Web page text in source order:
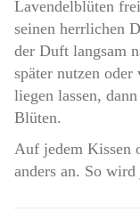
Lavendelblüten
seinen herrlichen
der Duft langsam
später nutzen
liegen lassen,
Blüten.
Auf jedem Kissen
anders an. So